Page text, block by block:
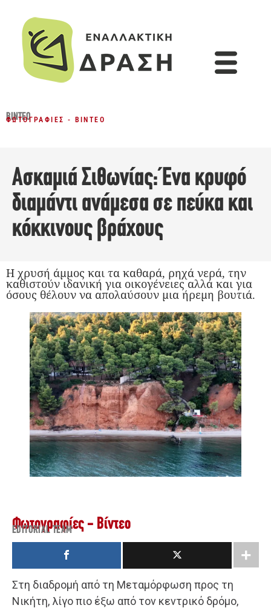
ΒΊΝΤΕΟ
ΦΩΤΟΓΡΑΦΊΕΣ - ΒΊΝΤΕΟ
Ασκαμιά Σιθωνίας: Ένα κρυφό
διαμάντι ανάμεσα σε πεύκα και
κόκκινους βράχους
Η χρυσή άμμος και τα καθαρά, ρηχά νερά, την
καθιστούν ιδανική για οικογένειες αλλά και για
όσους θέλουν να απολαύσουν μια ήρεμη βουτιά.
Φωτογραφίες - Βίντεο
EDITORIAL TEAM
Στη διαδρομή από τη Μεταμόρφωση προς τη
Νικήτη, λίγο πιο έξω από τον κεντρικό δρόμο,